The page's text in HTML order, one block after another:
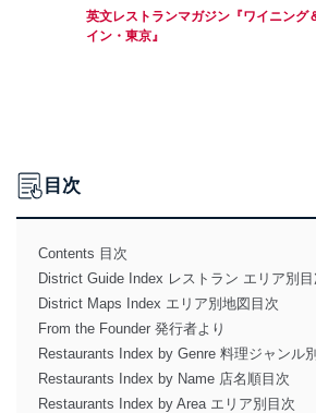
英文レストランマガジン『ワイニング
イン・東京』
目次
Contents 目次
District Guide Index レストラン エリア別目
District Maps Index エリア別地図目次
From the Founder 発行者より
Restaurants Index by Genre 料理ジャンル
Restaurants Index by Name 店名順目次
Restaurants Index by Area エリア別目次